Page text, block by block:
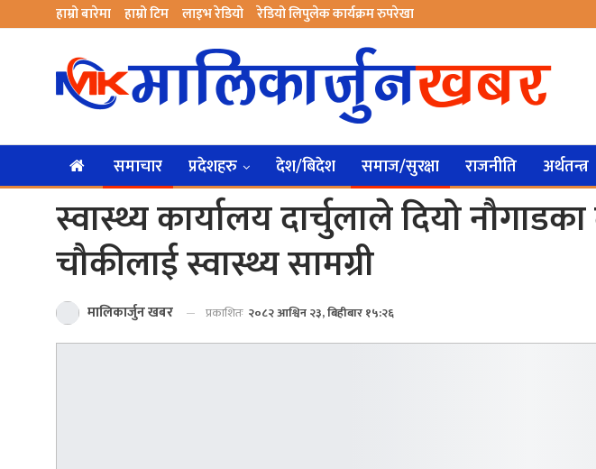
हाम्रो बारेमा हाम्रो टिम लाइभ रेडियो रेडियो लिपुलेक कार्यक्रम रुपरेखा
समाचार प्रदेशहरु देश/बिदेश समाज/सुरक्षा राजनीति अर्थतन्त्र
स्वास्थ्य कार्यालय दार्चुलाले दियो
चौकीलाई स्वास्थ्य सामग्री
मालिकार्जुन खबर प्रकाशितः २०८२ आश्विन २३, बिहीबार १५:२६